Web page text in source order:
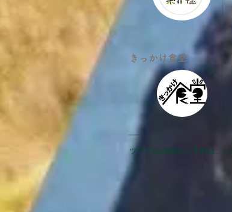
きっかけ食堂
ツアーの詳細やご予約は、